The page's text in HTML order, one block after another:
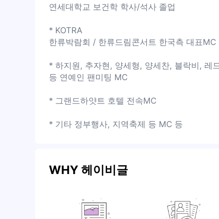
연세대학교 보건학 학사/석사 졸업
* KOTRA
한류박람회 / 한류드림콘서트 한국측 대표MC
* 하지원, 추자현, 양세형, 양세찬, 블락비, 레
등 연예인 팬미팅 MC
* 그랜드하얏트 호텔 전속MC
* 기타 정부행사, 지역축제 등 MC 등
WHY 헤이비글